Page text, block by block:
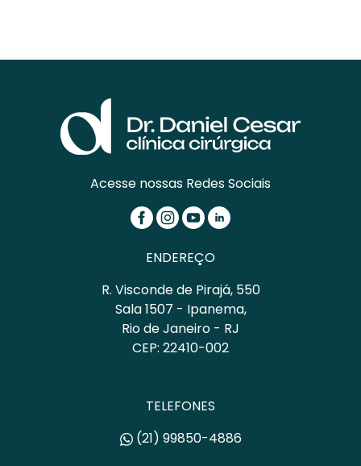
Acesse nossas Redes Sociais
ENDEREÇO
R. Visconde de Pirajá, 550
Sala 1507 - Ipanema,
Rio de Janeiro - RJ
CEP: 22410-002
TELEFONES
(21) 99850-4886